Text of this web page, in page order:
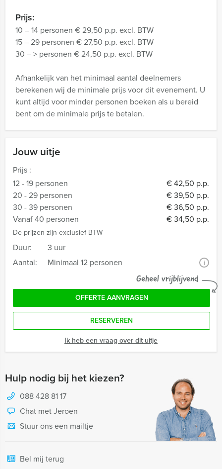
Jouw uitje
Prijs :
12 - 19 personen
€ 42,50 p.p.
20 - 29 personen
€ 39,50 p.p.
30 - 39 personen
€ 36,50 p.p.
Vanaf 40 personen
€ 34,50 p.p.
De prijzen zijn exclusief BTW
Duur:
3 uur
Aantal:
Minimaal 12 personen i
Geheel vrijblijvend
OFFERTE AANVRAGEN
RESERVEREN
Ik heb een vraag over dit uitje
Hulp nodig bij het kiezen?
088 428 81 17
Chat met Jeroen
Stuur ons een mailtje
Bel mij terug
Prijs:
10 – 14 personen € 29,50 p.p. excl. BTW
15 – 29 personen € 27,50 p.p. excl. BTW
30 – > personen € 24,50 p.p. excl. BTW
Afhankelijk van het minimaal aantal deelnemers
berekenen wij de minimale prijs voor dit evenement. U
kunt altijd voor minder personen boeken als u bereid
bent om de minimale prijs te betalen.